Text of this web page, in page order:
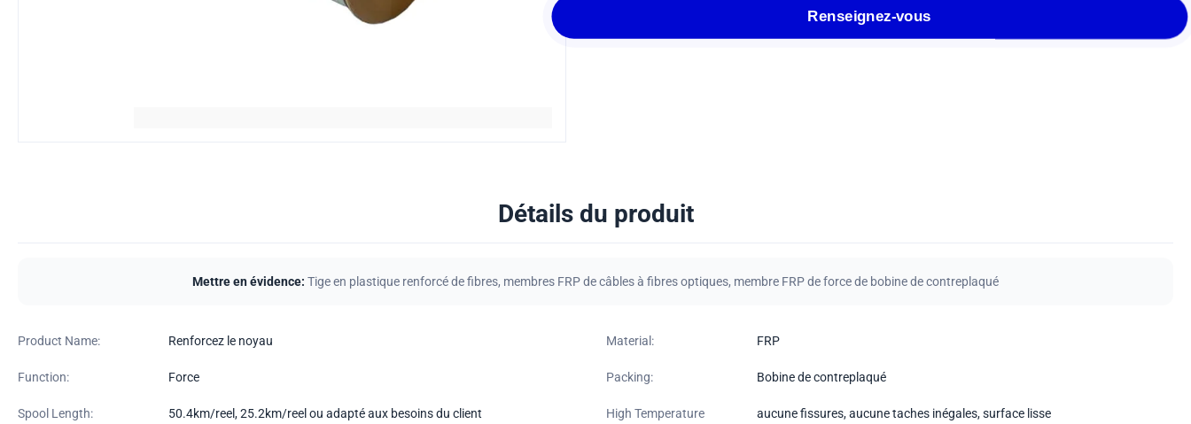
Renseignez-vous
Détails du produit
Mettre en évidence: Tige en plastique renforcé de fibres, membres FRP de câbles à fibres optiques, membre FRP de force de bobine de contreplaqué
Product Name: Renforcez le noyau Material: FRP
Function: Force Packing: Bobine de contreplaqué
Spool Length: 50.4km/reel, 25.2km/reel ou adapté aux besoins du client
High Temperature
aucune fissures, aucune taches inégales, surface lisse